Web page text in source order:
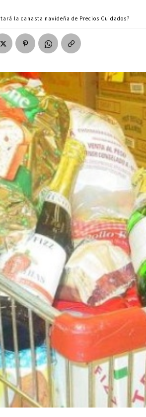
la canasta navideña de Precios Cuidados?